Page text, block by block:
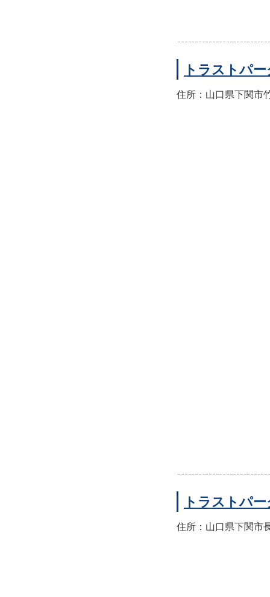
トラストパ
住所：山口県下関市
トラストパ
住所：山口県下関市